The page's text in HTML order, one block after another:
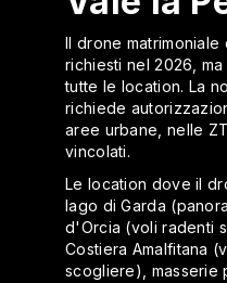
Il drone
richiesti nel 2026,
tutte le location. La
richiede
aree urbane, nelle
vincolati.
Le location dove il
lago di Garda
d'Orcia (voli radenti
Costiera Amalfitana
scogliere), masserie